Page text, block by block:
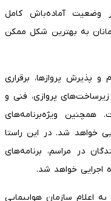
وضعیت آماده‌باش کامل
به بهترین شکل ممکن
و پذیرش پروازها، برقراری
پروازی، فنی و
همچنین ویژه‌برنامه‌های
خواهد شد. در این راستا
در مراسم، برنامه‌های
اجرایی خواهد شد.
اعلام سازمان هواپیمایی